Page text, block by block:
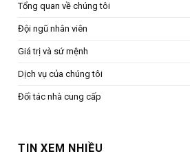
Tổng quan về chúng tôi
Đội ngũ nhân viên
Giá trị và sứ mệnh
Dịch vụ của chúng tôi
Đối tác nhà cung cấp
TIN XEM NHIỀU